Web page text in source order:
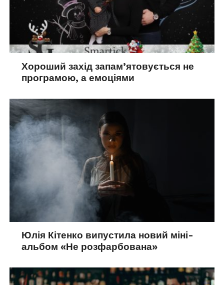
Хороший захід запам’ятовується не
програмою, а емоціями
Юлія Кітенко випустила новий міні-
альбом «Не розфарбована»